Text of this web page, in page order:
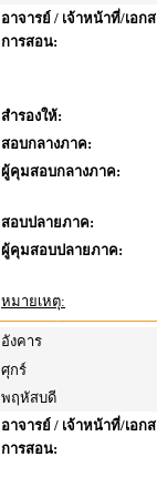
อาจารย์ / เจ้าหน้าที่/เอก
การสอน:
สำรองให้:
สอบกลางภาค:
ผู้คุมสอบกลางภาค:
สอบปลายภาค:
ผู้คุมสอบปลายภาค:
หมายเหตุ:
อังคาร
ศุกร์
พฤหัสบดี
อาจารย์ / เจ้าหน้าที่/เอก
การสอน: